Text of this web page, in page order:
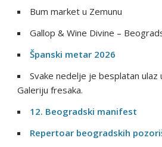
Bum market u Zemunu
Gallop & Wine Divine –
Španski metar 2026
Svake nedelje je besplatan ulaz
Galeriju fresaka.
12. Beogradski manifest
Repertoar beogradskih